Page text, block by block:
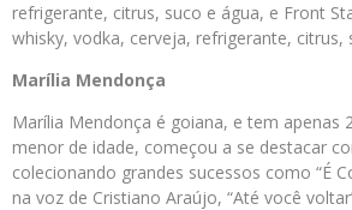
refrigerante, citrus, suco e água, e Front
whisky, vodka, cerveja, refrigerante, citrus,
Marília Mendonça
Marília Mendonça é goiana, e tem apenas
menor de idade, começou a se destacar
colecionando grandes sucessos como “É
na voz de Cristiano Araújo, “Até você